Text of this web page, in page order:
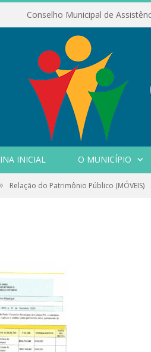
INICIAL O MUNICÍPIO
Relação do Patrimônio Público (MÓVEIS)